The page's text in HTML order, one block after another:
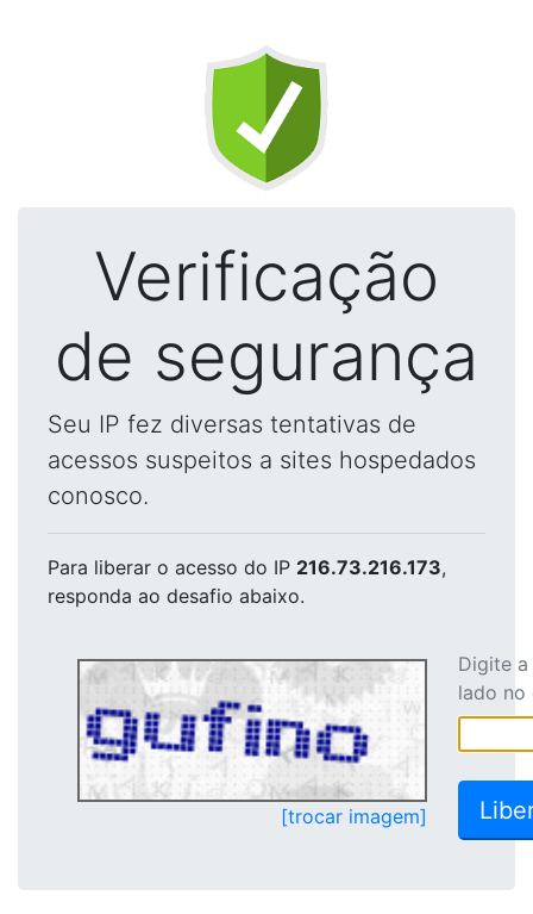
Verificação
de segurança
Seu IP fez diversas tentativas de
acessos suspeitos a sites hospedados
conosco.
Para liberar o acesso do IP 216.73.216.173,
responda ao desafio abaixo.
[trocar imagem]
Digite
lado no